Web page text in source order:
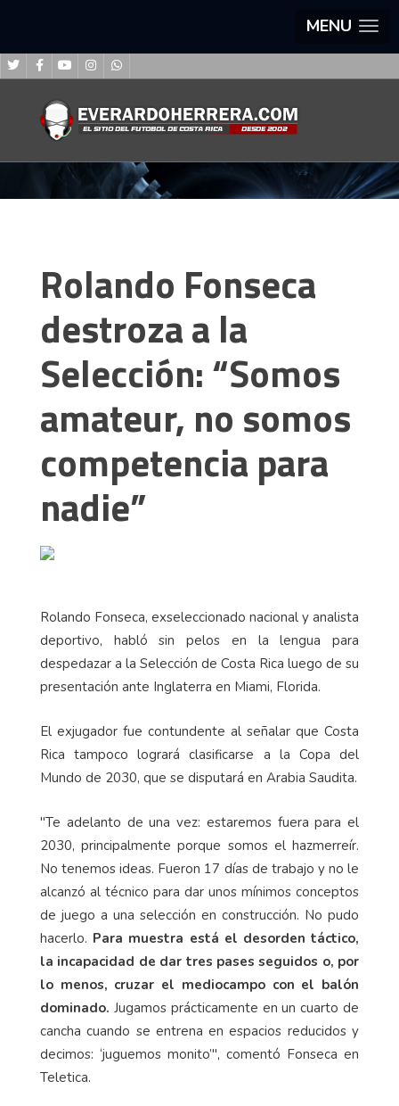
MENU
Rolando Fonseca
destroza a la
Selección: “Somos
amateur, no somos
competencia para
nadie”
Rolando Fonseca, exseleccionado nacional y analista
deportivo, habló sin pelos en la lengua para
despedazar a la Selección de Costa Rica luego de su
presentación ante Inglaterra en Miami, Florida.
El exjugador fue contundente al señalar que Costa
Rica tampoco logrará clasificarse a la Copa del
Mundo de 2030, que se disputará en Arabia Saudita.
"Te adelanto de una vez: estaremos fuera para el
2030, principalmente porque somos el hazmerreír.
No tenemos ideas. Fueron 17 días de trabajo y no le
alcanzó al técnico para dar unos mínimos conceptos
de juego a una selección en construcción. No pudo
hacerlo. Para muestra está el desorden táctico,
la incapacidad de dar tres pases seguidos o, por
lo menos, cruzar el mediocampo con el balón
dominado. Jugamos prácticamente en un cuarto de
cancha cuando se entrena en espacios reducidos y
decimos: ‘juguemos monito’", comentó Fonseca en
Teletica.